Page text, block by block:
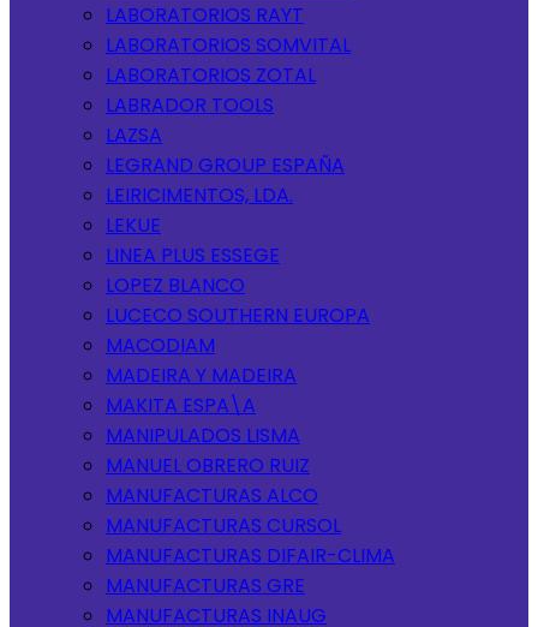
LABORATORIOS RAYT
LABORATORIOS SOMVITAL
LABORATORIOS ZOTAL
LABRADOR TOOLS
LAZSA
LEGRAND GROUP ESPAÑA
LEIRICIMENTOS, LDA.
LEKUE
LINEA PLUS ESSEGE
LOPEZ BLANCO
LUCECO SOUTHERN EUROPA
MACODIAM
MADEIRA Y MADEIRA
MAKITA ESPA\A
MANIPULADOS LISMA
MANUEL OBRERO RUIZ
MANUFACTURAS ALCO
MANUFACTURAS CURSOL
MANUFACTURAS DIFAIR-CLIMA
MANUFACTURAS GRE
MANUFACTURAS INAUG